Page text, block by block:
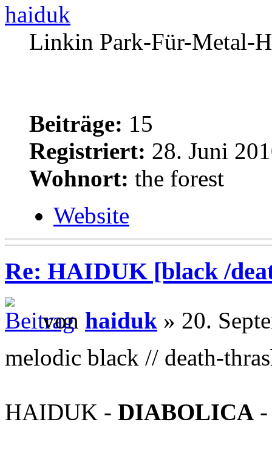
haiduk
Linkin Park-Für-Metal-
Beiträge: 15
Registriert: 28. Juni
Wohnort: the forest
Website
Re: HAIDUK [black /
von haiduk » 20.
melodic black // death-
HAIDUK - DIABOLICA